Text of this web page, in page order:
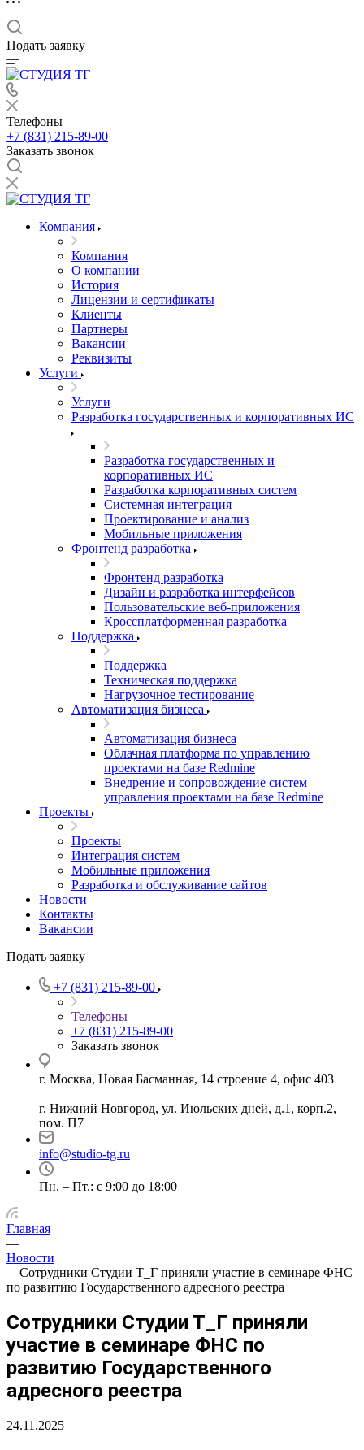
Подать заявку
Телефоны
+7 (831) 215-89-00
Заказать звонок
Компания
Компания
О компании
История
Лицензии и сертификаты
Клиенты
Партнеры
Вакансии
Реквизиты
Услуги
Услуги
Разработка государственных и корпоративных ИС
Разработка государственных и
корпоративных ИС
Разработка корпоративных систем
Системная интеграция
Проектирование и анализ
Мобильные приложения
Фронтенд разработка
Фронтенд разработка
Дизайн и разработка интерфейсов
Пользовательские веб-приложения
Кроссплатформенная разработка
Поддержка
Поддержка
Техническая поддержка
Нагрузочное тестирование
Автоматизация бизнеса
Автоматизация бизнеса
Облачная платформа по управлению
проектами на базе Redmine
Внедрение и сопровождение систем
управления проектами на базе Redmine
Проекты
Проекты
Интеграция систем
Мобильные приложения
Разработка и обслуживание сайтов
Новости
Контакты
Вакансии
Подать заявку
+7 (831) 215-89-00
Телефоны
+7 (831) 215-89-00
Заказать звонок
г. Москва, Новая Басманная, 14 строение 4, офис 403
г. Нижний Новгород, ул. Июльских дней, д.1, корп.2,
пом. П7
info@studio-tg.ru
Пн. – Пт.: с 9:00 до 18:00
Главная
—
Новости
—Сотрудники Студии Т_Г приняли участие в семинаре ФНС
по развитию Государственного адресного реестра
Сотрудники Студии Т_Г приняли
участие в семинаре ФНС по
развитию Государственного
адресного реестра
24.11.2025